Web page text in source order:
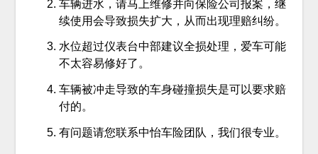
车辆进水，请马上维修并向保险公司报案，继
续使用会导致损失扩大，从而出现理赔纠纷。
水位超过仪表台中部建议全损处理，爱车可能
不太容易修好了。
车辆被冲走导致的车身碰撞损失是可以要求赔
付的。
有问题请您联系中怡车险团队，我们很专业。